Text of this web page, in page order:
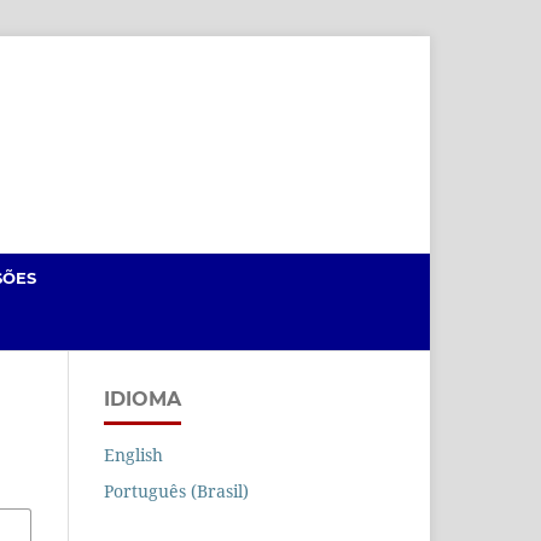
IDIOMA
English
Português (Brasil)